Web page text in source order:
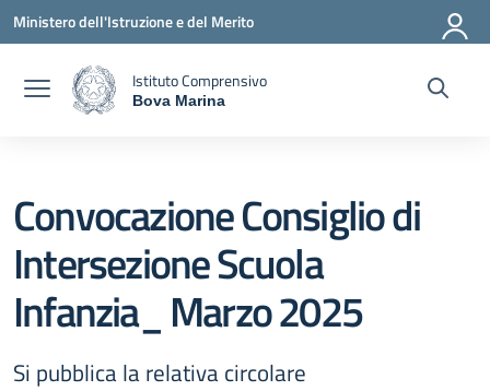
Vai ai contenuti
Vai al menu di navigazione
Vai al footer
Ministero dell'Istruzione e del Merito
Istituto Comprensivo
Bova Marina
Convocazione Consiglio di
Intersezione Scuola
Infanzia_ Marzo 2025
Si pubblica la relativa circolare